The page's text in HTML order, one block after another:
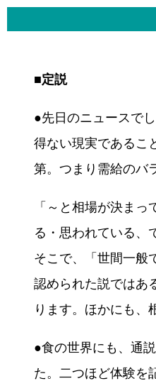
■定説
●先日のニュースで
得ない現実であるこ
第。つまり需給のバ
「～と相場が決ま
る・思われている、
そこで、「世間一般
認められた説ではあ
ります。ほかにも
●食の世界にも、通
た。二つほど体験を